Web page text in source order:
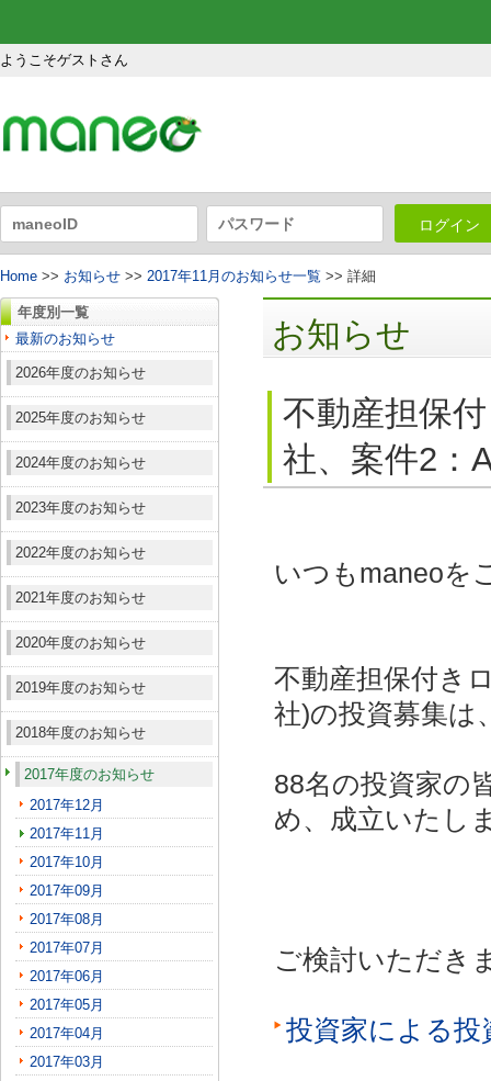
ようこそゲストさん
ログイン
Home >> お知らせ >> 2017年11月のお知らせ一覧 >> 詳細
年度別一覧
最新のお知らせ
2026年度のお知らせ
2025年度のお知らせ
2024年度のお知らせ
2023年度のお知らせ
2022年度のお知らせ
2021年度のお知らせ
2020年度のお知らせ
2019年度のお知らせ
2018年度のお知らせ
2017年度のお知らせ
2017年12月
2017年11月
2017年10月
2017年09月
2017年08月
2017年07月
2017年06月
2017年05月
2017年04月
2017年03月
お知らせ
不動産担保
社、案件2：
いつもmaneoを
不動産担保付き
社)の投資募集は
88名の投資家の
め、成立いたし
ご検討いただき
投資家による